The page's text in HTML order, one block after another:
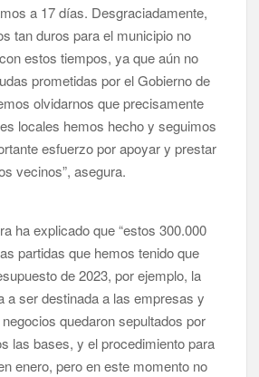
a 17 días. Desgraciadamente,
tan duros para el municipio no
estos tiempos, ya que aún no
prometidas por el Gobierno de
olvidarnos que precisamente
locales hemos hecho y seguimos
esfuerzo por apoyar y prestar
vecinos”, asegura.
ha explicado que “estos 300.000
partidas que hemos tenido que
de 2023, por ejemplo, la
a ser destinada a las empresas y
quedaron sepultados por
las bases, y el procedimiento para
enero, pero en este momento no